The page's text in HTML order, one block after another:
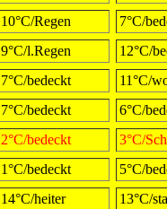
10°C/Regen
7°C/
9°C/l.Regen
12°C/
7°C/bedeckt
11°C/
7°C/bedeckt
6°C/
2°C/bedeckt
3°C/
1°C/bedeckt
5°C/
14°C/heiter
13°C/